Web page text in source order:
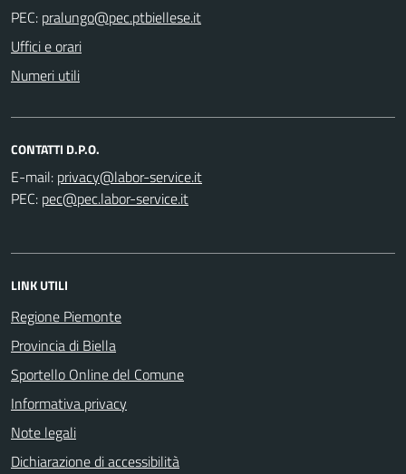
PEC:
Uffici e orari
Numeri utili
CONTATTI D.P.O.
E-mail:
PEC:
LINK UTILI
Regione Piemonte
Provincia di Biella
Sportello Online del Comune
Informativa privacy
Note legali
Dichiarazione di accessibilità